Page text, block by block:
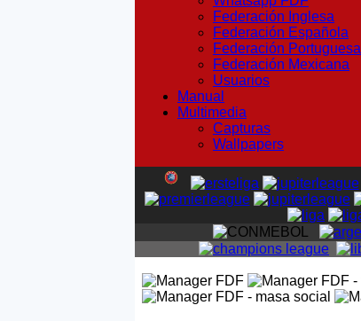
Federación Inglesa
Federación Española
Federación Portuguesa
Federación Mexicana
Usuarios
Manual
Multimedia
Capturas
Wallpapers